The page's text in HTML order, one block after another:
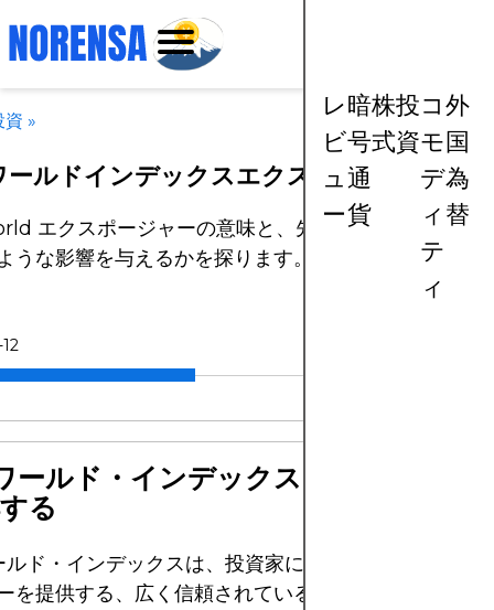
レ
ビ
ュ
ー
暗
号
通
貨
株
式
投
資
コ
モ
デ
ィ
テ
ィ
外
国
為
替
資 »
ルドインデックスエクスポージャーの説
エクスポージャーの意味と、先進国市場がグロー
うな影響を与えるかを探ります。
ールド・インデックスのエクスポー
る
ド・インデックスは、投資家に世界の先進国市場へ
を提供する、広く信頼されているベンチマークです